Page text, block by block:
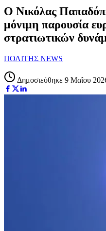
Ο Νικόλας
μόνιμη παρουσία
στρατιωτικών
ΠΟΛΙΤΗΣ NEWS
Δημοσιεύθηκε 9 Μαΐου